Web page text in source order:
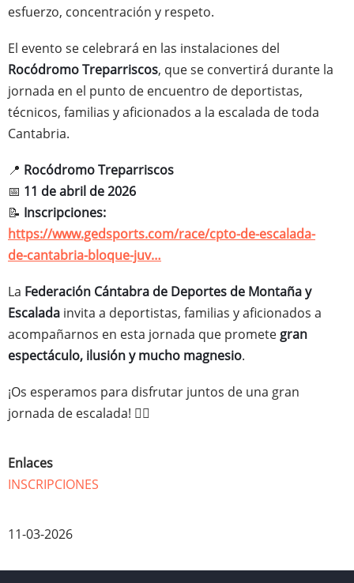
esfuerzo, concentración y respeto.
El evento se celebrará en las instalaciones del
Rocódromo Treparriscos, que se convertirá durante la
jornada en el punto de encuentro de deportistas,
técnicos, familias y aficionados a la escalada de toda
Cantabria.
📍 Rocódromo Treparriscos
📅 11 de abril de 2026
📝 Inscripciones:
https://www.gedsports.com/race/cpto-de-escalada-
de-cantabria-bloque-juv…
La Federación Cántabra de Deportes de Montaña y
Escalada invita a deportistas, familias y aficionados a
acompañarnos en esta jornada que promete gran
espectáculo, ilusión y mucho magnesio.
¡Os esperamos para disfrutar juntos de una gran
jornada de escalada! 🧗‍♂️
Enlaces
INSCRIPCIONES
11-03-2026